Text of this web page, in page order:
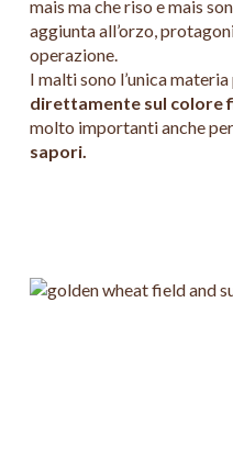
mais ma che riso e mais
aggiunta all’orzo,
operazione.
I malti sono l’unica
direttamente sul colore
molto importanti anche
sapori.